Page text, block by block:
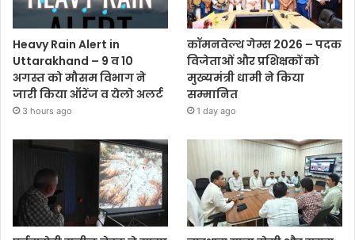
Heavy Rain Alert in
Uttarakhand – 9 व 10
अगस्त को मौसम विभाग ने
जारी किया ऑरेंज व येलो अलर्ट
3 hours ago
कॉमनवेल्थ गेम्स 2026 – पदक
विजेताओं और प्रशिक्षकों को
मुख्यमंत्री धामी ने किया
सम्मानित
1 day ago